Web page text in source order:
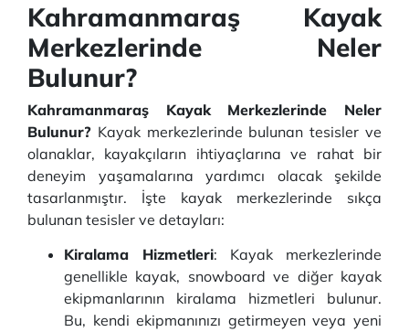
Kahramanmaraş Kayak
Merkezlerinde Neler
Bulunur?
Kahramanmaraş Kayak Merkezlerinde Neler
Bulunur? Kayak merkezlerinde bulunan tesisler ve
olanaklar, kayakçıların ihtiyaçlarına ve rahat bir
deneyim yaşamalarına yardımcı olacak şekilde
tasarlanmıştır. İşte kayak merkezlerinde sıkça
bulunan tesisler ve detayları:
Kiralama Hizmetleri: Kayak merkezlerinde
genellikle kayak, snowboard ve diğer kayak
ekipmanlarının kiralama hizmetleri bulunur.
Bu, kendi ekipmanınızı getirmeyen veya yeni